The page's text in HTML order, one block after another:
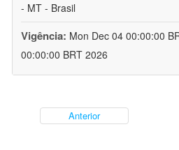
- MT - Brasil
Vigência: Mon Dec 04 00:00:00
00:00:00 BRT 2026
Anterior